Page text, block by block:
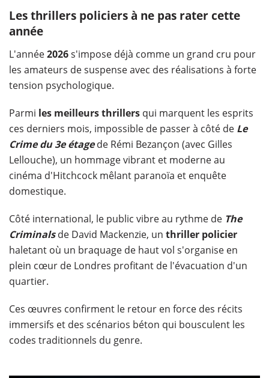
Les thrillers policiers à ne pas rater cette
année
L'année2026s'impose déjà comme un grand cru pour
les amateurs de suspense avec des réalisations à forte
tension psychologique.
Parmi les meilleurs thrillers qui marquent les esprits
ces derniers mois, impossible de passer à côté de Le
Crime du 3e étagede Rémi Bezançon (avec Gilles
Lellouche), un hommage vibrant et moderne au
cinéma d'Hitchcock mêlant paranoïa et enquête
domestique.
Côté international, le public vibre au rythme de The
Criminalsde David Mackenzie, un thriller policier
haletant où un braquage de haut vol s'organise en
plein cœur de Londres profitant de l'évacuation d'un
quartier.
Ces œuvres confirment le retour en force des récits
immersifs et des scénarios béton qui bousculent les
codes traditionnels du genre.